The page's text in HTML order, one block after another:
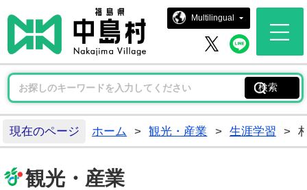
中島村ホ
Multilingual
中島村 X中島
現在のページ ホーム > 観光・産業 > 生涯学習 >
観光・産業